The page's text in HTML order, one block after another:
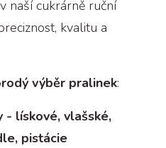
naší cukrárně ruční
kvalitu a
výběr pralinek:
- lískové, vlašské,
pistácie